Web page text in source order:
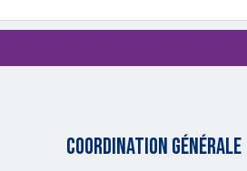
Coordination générale